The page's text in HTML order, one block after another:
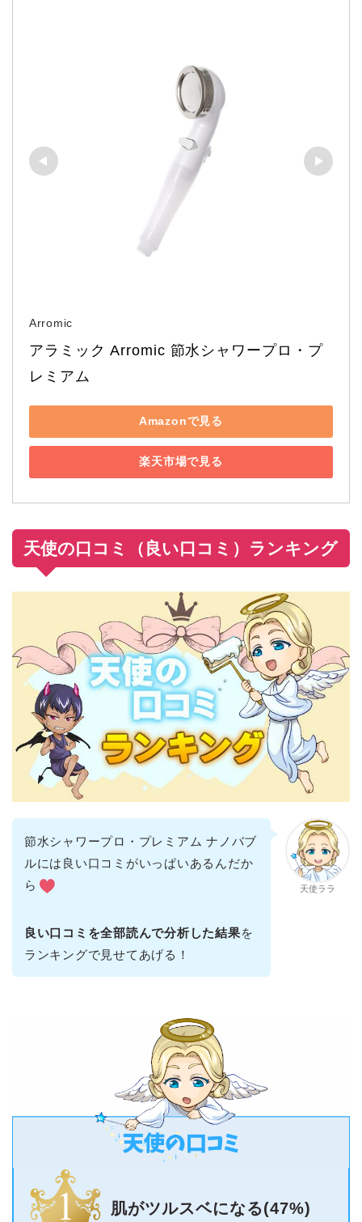
Arromic
アラミック Arromic 節水シャワープロ・プ
レミアム
Amazonで見る
楽天市場で見る
天使の口コミ（良い口コミ）ランキング
天使ララ
節水シャワープロ・プレミアム ナノバブ
ルには良い口コミがいっぱいあるんだか
ら
良い口コミを全部読んで分析した結果を
ランキングで見せてあげる！
肌がツルスベになる(47%)